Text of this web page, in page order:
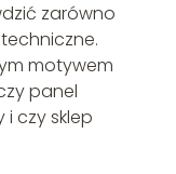
zarówno
motywem
panel
i czy sklep